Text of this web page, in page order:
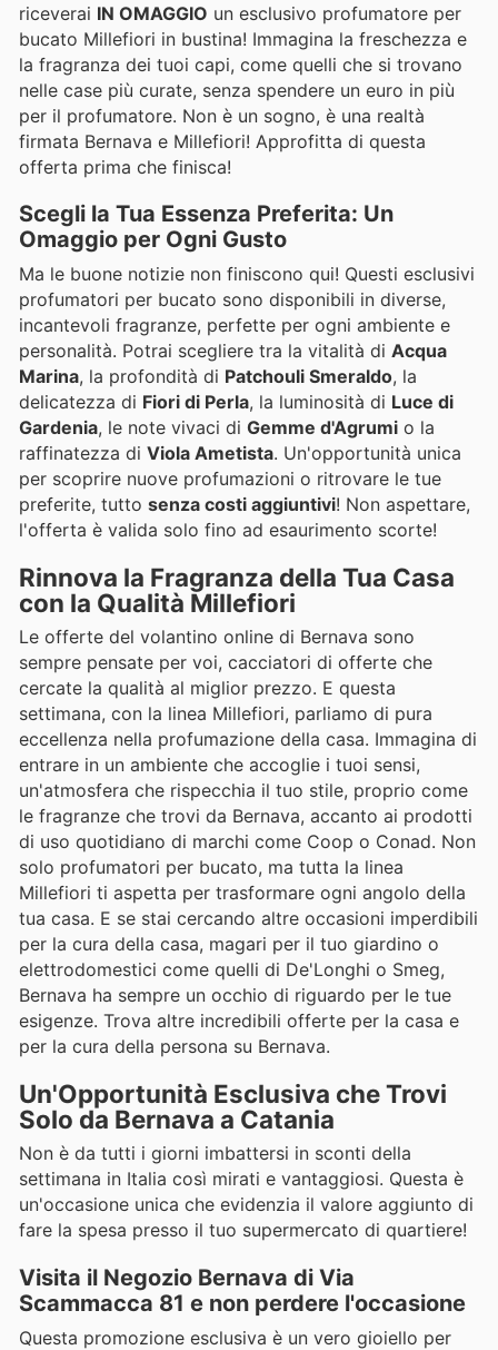
riceverai IN OMAGGIO un esclusivo profumatore per
bucato Millefiori in bustina! Immagina la freschezza e
la fragranza dei tuoi capi, come quelli che si trovano
nelle case più curate, senza spendere un euro in più
per il profumatore. Non è un sogno, è una realtà
firmata Bernava e Millefiori! Approfitta di questa
offerta prima che finisca!
Scegli la Tua Essenza Preferita: Un
Omaggio per Ogni Gusto
Ma le buone notizie non finiscono qui! Questi esclusivi
profumatori per bucato sono disponibili in diverse,
incantevoli fragranze, perfette per ogni ambiente e
personalità. Potrai scegliere tra la vitalità di Acqua
Marina, la profondità di Patchouli Smeraldo, la
delicatezza di Fiori di Perla, la luminosità di Luce di
Gardenia, le note vivaci di Gemme d'Agrumi o la
raffinatezza di Viola Ametista. Un'opportunità unica
per scoprire nuove profumazioni o ritrovare le tue
preferite, tutto senza costi aggiuntivi! Non aspettare,
l'offerta è valida solo fino ad esaurimento scorte!
Rinnova la Fragranza della Tua Casa
con la Qualità Millefiori
Le offerte del volantino online di Bernava sono
sempre pensate per voi, cacciatori di offerte che
cercate la qualità al miglior prezzo. E questa
settimana, con la linea Millefiori, parliamo di pura
eccellenza nella profumazione della casa. Immagina di
entrare in un ambiente che accoglie i tuoi sensi,
un'atmosfera che rispecchia il tuo stile, proprio come
le fragranze che trovi da Bernava, accanto ai prodotti
di uso quotidiano di marchi come Coop o Conad. Non
solo profumatori per bucato, ma tutta la linea
Millefiori ti aspetta per trasformare ogni angolo della
tua casa. E se stai cercando altre occasioni imperdibili
per la cura della casa, magari per il tuo giardino o
elettrodomestici come quelli di De'Longhi o Smeg,
Bernava ha sempre un occhio di riguardo per le tue
esigenze. Trova altre incredibili offerte per la casa e
per la cura della persona su Bernava.
Un'Opportunità Esclusiva che Trovi
Solo da Bernava a Catania
Non è da tutti i giorni imbattersi in sconti della
settimana in Italia così mirati e vantaggiosi. Questa è
un'occasione unica che evidenzia il valore aggiunto di
fare la spesa presso il tuo supermercato di quartiere!
Visita il Negozio Bernava di Via
Scammacca 81 e non perdere l'occasione
Questa promozione esclusiva è un vero gioiello per